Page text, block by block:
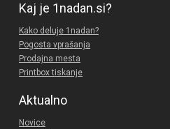
Kaj je 1nadan.si?
Kako deluje 1nadan?
Pogosta vprašanja
Prodajna mesta
Printbox tiskanje
Aktualno
Novice